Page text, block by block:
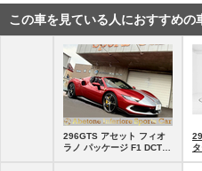
この車を見ている人におすすめの
296GTS アセット フィオ
ラノ パッケージ F1 DCT